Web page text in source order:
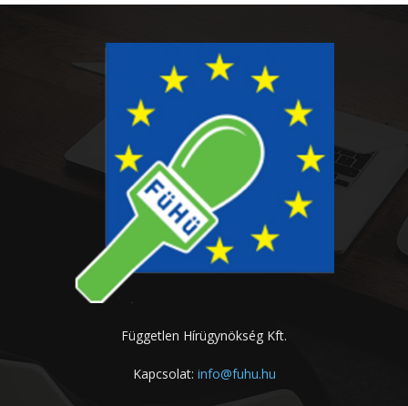
Független Hírügynökség Kft.
Kapcsolat: info@fuhu.hu